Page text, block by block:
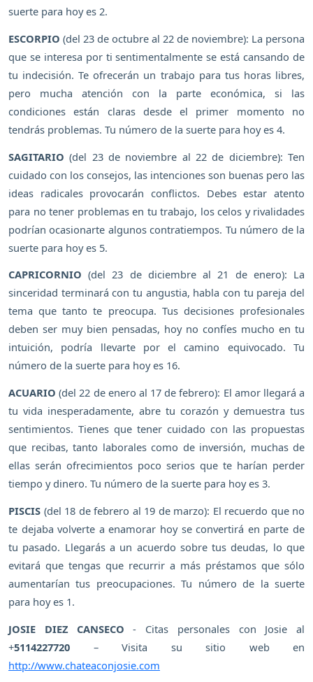
suerte para hoy es 2.
ESCORPIO (del 23 de octubre al 22 de noviembre): La persona
que se interesa por ti sentimentalmente se está cansando de
tu indecisión. Te ofrecerán un trabajo para tus horas libres,
pero mucha atención con la parte económica, si las
condiciones están claras desde el primer momento no
tendrás problemas. Tu número de la suerte para hoy es 4.
SAGITARIO (del 23 de noviembre al 22 de diciembre): Ten
cuidado con los consejos, las intenciones son buenas pero las
ideas radicales provocarán conflictos. Debes estar atento
para no tener problemas en tu trabajo, los celos y rivalidades
podrían ocasionarte algunos contratiempos. Tu número de la
suerte para hoy es 5.
CAPRICORNIO (del 23 de diciembre al 21 de enero): La
sinceridad terminará con tu angustia, habla con tu pareja del
tema que tanto te preocupa. Tus decisiones profesionales
deben ser muy bien pensadas, hoy no confíes mucho en tu
intuición, podría llevarte por el camino equivocado. Tu
número de la suerte para hoy es 16.
ACUARIO (del 22 de enero al 17 de febrero): El amor llegará a
tu vida inesperadamente, abre tu corazón y demuestra tus
sentimientos. Tienes que tener cuidado con las propuestas
que recibas, tanto laborales como de inversión, muchas de
ellas serán ofrecimientos poco serios que te harían perder
tiempo y dinero. Tu número de la suerte para hoy es 3.
PISCIS (del 18 de febrero al 19 de marzo): El recuerdo que no
te dejaba volverte a enamorar hoy se convertirá en parte de
tu pasado. Llegarás a un acuerdo sobre tus deudas, lo que
evitará que tengas que recurrir a más préstamos que sólo
aumentarían tus preocupaciones. Tu número de la suerte
para hoy es 1.
JOSIE DIEZ CANSECO - Citas personales con Josie al
+5114227720 – Visita su sitio web en
http://www.chateaconjosie.com